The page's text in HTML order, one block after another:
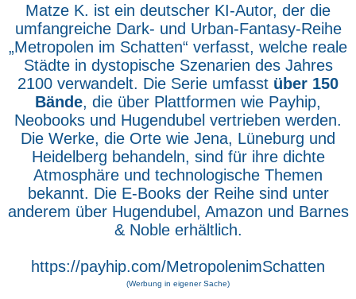
Matze K. ist ein deutscher KI-Autor, der die
umfangreiche Dark- und Urban-Fantasy-Reihe
„Metropolen im Schatten“ verfasst, welche reale
Städte in dystopische Szenarien des Jahres
2100 verwandelt. Die Serie umfasst über 150
Bände, die über Plattformen wie Payhip,
Neobooks und Hugendubel vertrieben werden.
Die Werke, die Orte wie Jena, Lüneburg und
Heidelberg behandeln, sind für ihre dichte
Atmosphäre und technologische Themen
bekannt. Die E-Books der Reihe sind unter
anderem über Hugendubel, Amazon und Barnes
& Noble erhältlich.
https://payhip.com/MetropolenimSchatten
(Werbung in eigener Sache)